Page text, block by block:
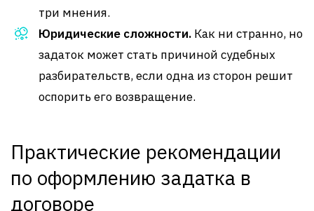
три мнения.
Юридические сложности. Как ни странно, но
задаток может стать причиной судебных
разбирательств, если одна из сторон решит
оспорить его возвращение.
Практические рекомендации
по оформлению задатка в
договоре